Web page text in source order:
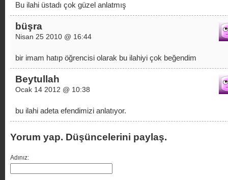
Bu ilahi üstadı çok güzel anlatmış
büşra
Nisan 25 2010 @ 16:44
bir imam hatıp öğrencisi olarak bu ilahiyi çok beğendim
Beytullah
Ocak 14 2012 @ 10:38
bu ilahi adeta efendimizi anlatıyor.
Yorum yap. Düşüncelerini paylaş.
Adınız: